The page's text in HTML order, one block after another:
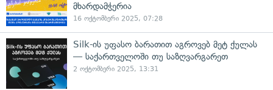
მხარდამჭერია
16 ოქტომბერი 2025, 07:28
Silk-ის უფასო ბარათით აგროვებ მეტ ქულას
— საქართველოში თუ საზღვარგარეთ
2 ოქტომბერი 2025, 13:31